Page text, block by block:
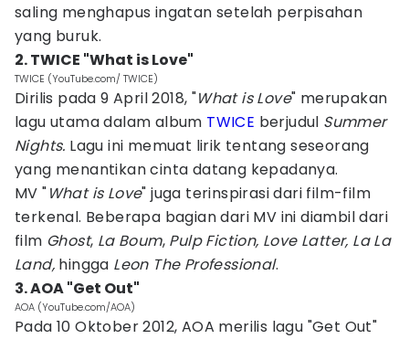
saling menghapus ingatan setelah perpisahan
yang buruk.
2. TWICE "What is Love"
TWICE (YouTube.com/ TWICE)
Dirilis pada 9 April 2018, "What is Love" merupakan
lagu utama dalam album TWICE berjudul Summer
Nights. Lagu ini memuat lirik tentang seseorang
yang menantikan cinta datang kepadanya.
MV "What is Love" juga terinspirasi dari film-film
terkenal. Beberapa bagian dari MV ini diambil dari
film Ghost, La Boum, Pulp Fiction, Love Latter, La La
Land, hingga Leon The Professional.
3. AOA "Get Out"
AOA (YouTube.com/AOA)
Pada 10 Oktober 2012, AOA merilis lagu "Get Out"